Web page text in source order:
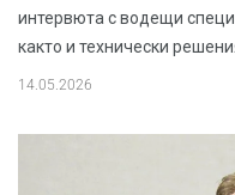
интервюта с водещи
както и технически
14.05.2026